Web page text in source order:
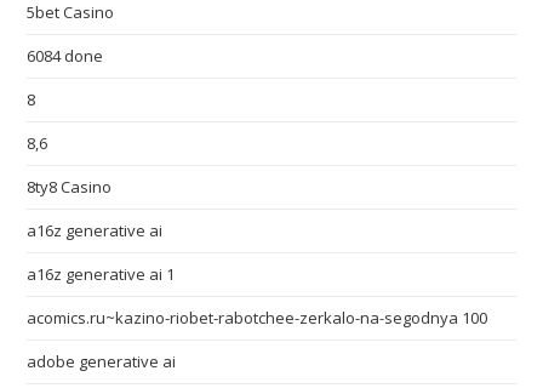
5bet Casino
6084 done
8
8,6
8ty8 Casino
a16z generative ai
a16z generative ai 1
acomics.ru~kazino-riobet-rabotchee-zerkalo-na-segodnya 100
adobe generative ai